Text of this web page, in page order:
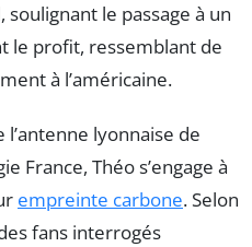
le passage à un
le profit, ressemblant de
à l’américaine.
lyonnaise de
France, Théo s’engage à
empreinte carbone. Selon
fans interrogés